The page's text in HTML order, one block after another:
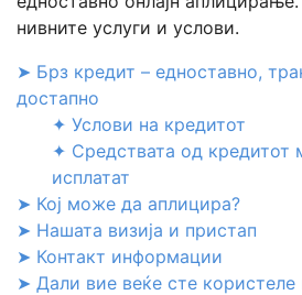
нивните услуги и услови.
➤ Брз кредит – едноставно,
достапно
✦ Услови на кредитот
✦ Средствата од кредитот
исплатат
➤ Кој може да аплицира?
➤ Нашата визија и пристап
➤ Контакт информации
➤ Дали вие веќе сте користеле